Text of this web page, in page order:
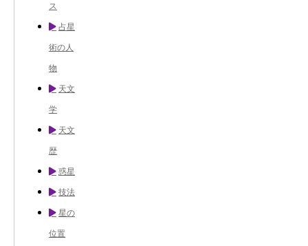
ス
占星
術の人
物
天文
学
天文
歴
惑星
技法
星の
位置